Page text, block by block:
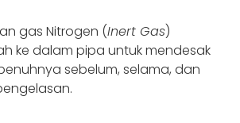
gas Nitrogen (Inert Gas)
ke dalam pipa untuk mendesak
sebelum, selama, dan